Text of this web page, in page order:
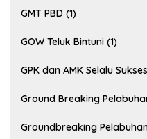
GMT PBD (1)
GOW Teluk Bintuni (1)
GPK dan AMK Selalu
Ground Breaking
Groundbreaking